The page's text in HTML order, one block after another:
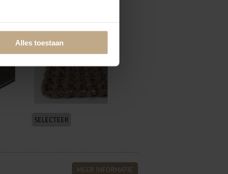
Alles toestaan
SELECTEER
MEER INFORMATIE